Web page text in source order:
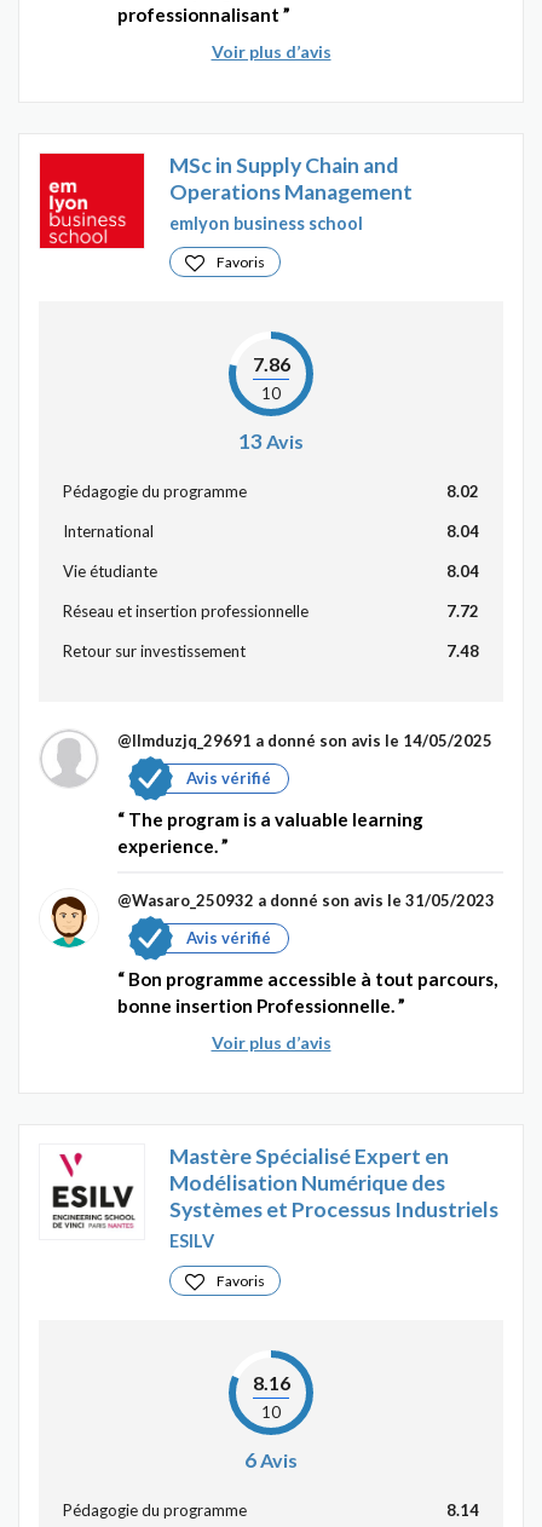
professionnalisant
Voir plus d’avis
MSc in Supply Chain and
Operations Management
emlyon business school
Favoris
7.86
10
13Avis
Pédagogie du programme 8.02
International 8.04
Vie étudiante 8.04
Réseau et insertion professionnelle 7.72
Retour sur investissement 7.48
@Ilmduzjq_29691 a donné son avis le 14/05/2025
Avis vérifié
The program is a valuable learning
experience.
@Wasaro_250932 a donné son avis le 31/05/2023
Avis vérifié
Bon programme accessible à tout parcours,
bonne insertion Professionnelle.
Voir plus d’avis
Mastère Spécialisé Expert en
Modélisation Numérique des
Systèmes et Processus Industriels
ESILV
Favoris
8.16
10
6 Avis
Pédagogie du programme 8.14